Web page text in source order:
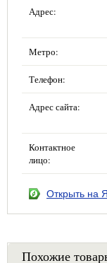
Адрес:
Метро:
Телефон:
Адрес сайта:
Контактное
лицо:
Открыть на
Похожие